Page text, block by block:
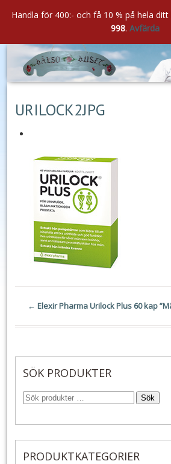
URILOCK2JPG
← Elexir Pharma Urilock Plus 60 kap
SÖK PRODUKTER
Sök
PRODUKTKATEGORIER
Handla för 400:- och få 10 % på hela
998. Avfärda